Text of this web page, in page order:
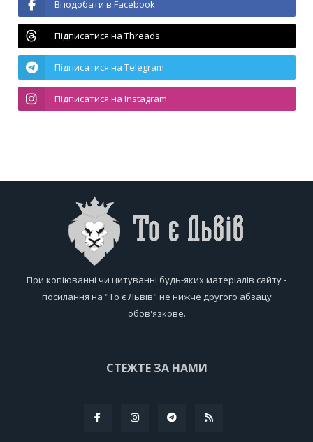
Вподобати в Facebook
Підписатися на Threads
Підписатися на Telegram
Підписатися на Instagram
При копіюванні чи цитуванні будь-яких матеріалів сайту -
посилання на "То є Львів" не нижче другого абзацу
обов'язкове.
СТЕЖТЕ ЗА НАМИ